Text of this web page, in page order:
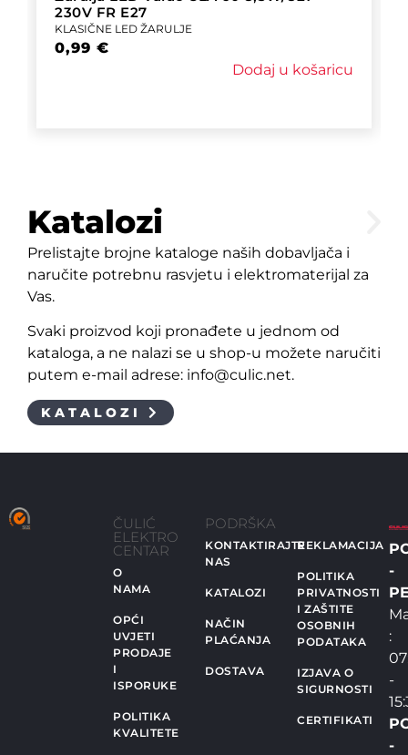
230V FR E27
KLASIČNE LED ŽARULJE
0,99 €
Dodaj u košaricu
Katalozi
Prelistajte brojne kataloge naših dobavljača i
naručite potrebnu rasvjetu i elektromaterijal za
Vas.
Svaki proizvod koji pronađete u jednom od
kataloga, a ne nalazi se u shop-u možete naručiti
putem e-mail adrese: info@culic.net.
KATALOZI
ČULIĆ
ELEKTRO
CENTAR
O
NAMA
OPĆI
UVJETI
PRODAJE
I
ISPORUKE
POLITIKA
KVALITETE
PODRŠKA
KONTAKTIRAJTE
NAS
KATALOZI
NAČIN
PLAĆANJA
DOSTAVA
REKLAMACIJA
POLITIKA
PRIVATNOSTI
I ZAŠTITE
OSOBNIH
PODATAKA
IZJAVA O
SIGURNOSTI
CERTIFIKATI
-
:
-
-